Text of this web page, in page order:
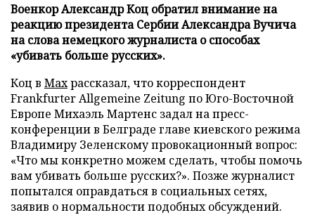
Военкор Александр Коц обратил внимание на
реакцию президента Сербии Александра Вучича
на слова немецкого журналиста о способах
«убивать больше русских».
Коц в Махрассказал, что корреспондент
Frankfurter Allgemeine Zeitung по Юго-Восточной
Европе Михаэль Мартенс задал на пресс-
конференции в Белграде главе киевского режима
Владимиру Зеленскому провокационный вопрос:
«Что мы конкретно можем сделать, чтобы помочь
вам убивать больше русских?». Позже журналист
попытался оправдаться в социальных сетях,
заявив о нормальности подобных обсуждений.